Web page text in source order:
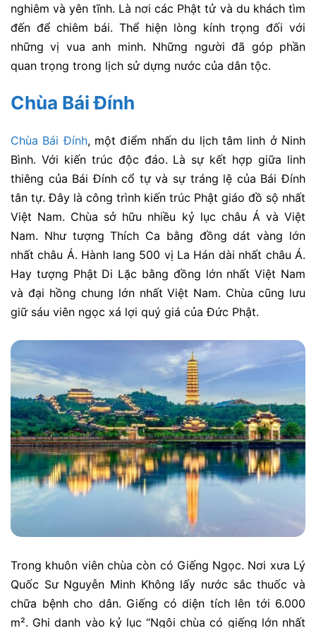
nghiêm và yên tĩnh. Là nơi các Phật tử và du khách tìm
đến để chiêm bái. Thể hiện lòng kính trọng đối với
những vị vua anh minh. Những người đã góp phần
quan trọng trong lịch sử dựng nước của dân tộc.
Chùa Bái Đính
Chùa Bái Đính, một điểm nhấn du lịch tâm linh ở Ninh
Bình. Với kiến trúc độc đáo. Là sự kết hợp giữa linh
thiêng của Bái Đính cổ tự và sự tráng lệ của Bái Đính
tân tự. Đây là công trình kiến trúc Phật giáo đồ sộ nhất
Việt Nam. Chùa sở hữu nhiều kỷ lục châu Á và Việt
Nam. Như tượng Thích Ca bằng đồng dát vàng lớn
nhất châu Á. Hành lang 500 vị La Hán dài nhất châu Á.
Hay tượng Phật Di Lặc bằng đồng lớn nhất Việt Nam
và đại hồng chung lớn nhất Việt Nam. Chùa cũng lưu
giữ sáu viên ngọc xá lợi quý giá của Đức Phật.
Trong khuôn viên chùa còn có Giếng Ngọc. Nơi xưa Lý
Quốc Sư Nguyễn Minh Không lấy nước sắc thuốc và
chữa bệnh cho dân. Giếng có diện tích lên tới 6.000
m². Ghi danh vào kỷ lục “Ngôi chùa có giếng lớn nhất